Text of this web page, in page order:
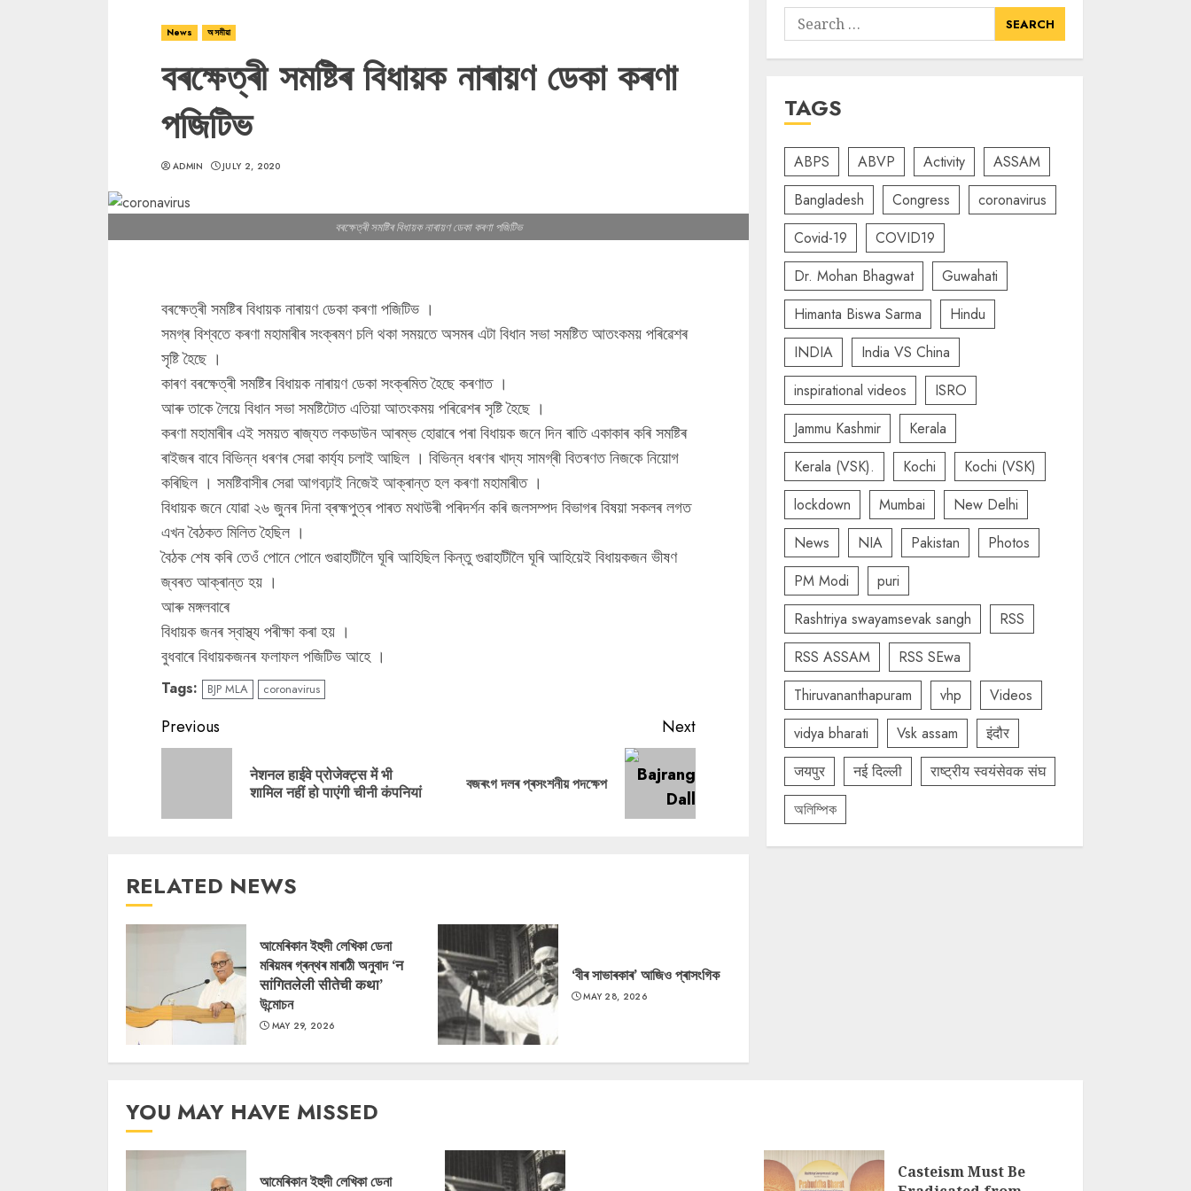
News অসমীয়া
বৰক্ষেত্ৰী সমষ্টিৰ বিধায়ক নাৰায়ণ ডেকা কৰণা
পজিটিভ
ADMIN JULY 2, 2020
বৰক্ষেত্ৰী সমষ্টিৰ বিধায়ক নাৰায়ণ ডেকা কৰণা পজিটিভ
বৰক্ষেত্ৰী সমষ্টিৰ বিধায়ক নাৰায়ণ ডেকা কৰণা পজিটিভ ।
সমগ্ৰ বিশ্বতে কৰণা মহামাৰীৰ সংক্ৰমণ চলি থকা সময়তে অসমৰ এটা বিধান সভা সমষ্টিত আতংকময় পৰিৱেশৰ
সৃষ্টি হৈছে ।
কাৰণ বৰক্ষেত্ৰী সমষ্টিৰ বিধায়ক নাৰায়ণ ডেকা সংক্ৰমিত হৈছে কৰণাত ।
আৰু তাকে লৈয়ে বিধান সভা সমষ্টিটোত এতিয়া আতংকময় পৰিৱেশৰ সৃষ্টি হৈছে ।
কৰণা মহামাৰীৰ এই সময়ত ৰাজ্যত লকডাউন আৰম্ভ হোৱাৰে পৰা বিধায়ক জনে দিন ৰাতি একাকাৰ কৰি সমষ্টিৰ
ৰাইজৰ বাবে বিভিন্ন ধৰণৰ সেৱা কাৰ্য্য চলাই আছিল । বিভিন্ন ধৰণৰ খাদ্য সামগ্ৰী বিতৰণত নিজকে নিয়োগ
কৰিছিল । সমষ্টিবাসীৰ সেৱা আগবঢ়াই নিজেই আক্ৰান্ত হল কৰণা মহামাৰীত ।
বিধায়ক জনে যোৱা ২৬ জুনৰ দিনা ব্ৰহ্মপুত্ৰ পাৰত মথাউৰী পৰিদৰ্শন কৰি জলসম্পদ বিভাগৰ বিষয়া সকলৰ লগত
এখন বৈঠকত মিলিত হৈছিল ।
বৈঠক শেষ কৰি তেওঁ পোনে পোনে গুৱাহাটীলৈ ঘূৰি আহিছিল কিন্তু গুৱাহাটীলৈ ঘূৰি আহিয়েই বিধায়কজন ভীষণ
জ্বৰত আক্ৰান্ত হয় ।
আৰু মঙ্গলবাৰে
বিধায়ক জনৰ স্বাস্থ্য পৰীক্ষা কৰা হয় ।
বুধবাৰে বিধায়কজনৰ ফলাফল পজিটিভ আহে ।
Tags: BJP MLA coronavirus
Continue
Reading
Previous
Previous
नेशनल हाईवे प्रोजेक्ट्स में भी
शामिल नहीं हो पाएंगी चीनी कंपनियां
Next
বজৰংগ দলৰ প্ৰসংশনীয় পদক্ষেপ
RELATED NEWS
আমেৰিকান ইহুদী লেখিকা ডেনা
মৰিয়মৰ গ্ৰন্থৰ মাৰাঠী অনুবাদ ‘न
सांगितलेली सीतेची कथा’
উন্মোচন
MAY 29, 2026
‘বীৰ সাভাৰকাৰ’ আজিও প্ৰাসংগিক
MAY 28, 2026
Search
for:
TAGS
ABPS ABVP Activity
ASSAM
Bangladesh
Congress
coronavirus
Covid-19
COVID19
Dr. Mohan Bhagwat
Guwahati
Himanta Biswa Sarma
Hindu
INDIA
India VS China
inspirational videos
ISRO
Jammu Kashmir
Kerala
Kerala (VSK).
Kochi
Kochi (VSK)
lockdown
Mumbai
New Delhi
News
NIA Pakistan
Photos
PM Modi
puri
Rashtriya swayamsevak sangh
RSS
RSS ASSAM
RSS SEwa
Thiruvananthapuram
vhp
Videos
vidya bharati
Vsk assam
इंदौर
जयपुर
नई दिल्ली
राष्ट्रीय स्वयंसेवक संघ
অলিম্পিক
YOU MAY HAVE MISSED
আমেৰিকান ইহুদী লেখিকা ডেনা
Casteism Must Be